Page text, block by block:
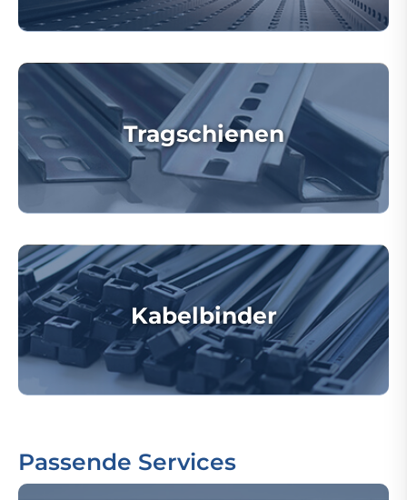
Tragschienen
Kabelbinder
Passende Services